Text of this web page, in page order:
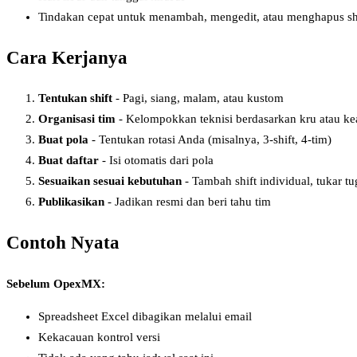
Tindakan cepat untuk menambah, mengedit, atau menghapus
Cara Kerjanya
Tentukan shift - Pagi, siang, malam, atau kustom
Organisasi tim - Kelompokkan teknisi berdasarkan kru atau
Buat pola - Tentukan rotasi Anda (misalnya, 3-shift, 4-tim)
Buat daftar - Isi otomatis dari pola
Sesuaikan sesuai kebutuhan - Tambah shift individual, tukar
Publikasikan - Jadikan resmi dan beri tahu tim
Contoh Nyata
Sebelum OpexMX:
Spreadsheet Excel dibagikan melalui email
Kekacauan kontrol versi